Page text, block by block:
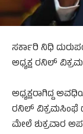
ಸರ್ಕಾರಿ ನಿಧಿ
ಅಧ್ಯಕ್ಷ ರನಿಲ್
ಅಧ್ಯಕ್ಷರಾಗಿದ್ದ
ರನಿಲ್ ವಿಕ್ರಮಸಿಂಘೆ
ಮೇಲೆ ಶುಕ್ರವಾರ